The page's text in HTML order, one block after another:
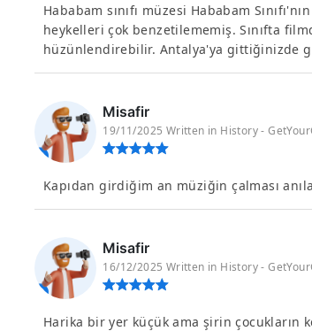
Hababam sınıfı müzesi Hababam
heykelleri çok benzetilememiş. Sınıfta
hüzünlendirebilir. Antalya'ya gittiğinizde
Misafir
19/11/2025 Written in History -
Kapıdan girdiğim an müziğin çalması
Misafir
16/12/2025 Written in History -
Harika bir yer küçük ama şirin